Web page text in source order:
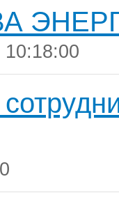
10:18:00